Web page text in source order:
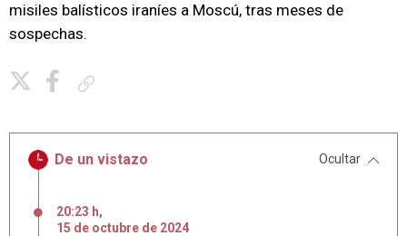
misiles balísticos iraníes a Moscú, tras meses de
sospechas.
De un vistazo Ocultar
20:23 h,
15 de octubre de 2024